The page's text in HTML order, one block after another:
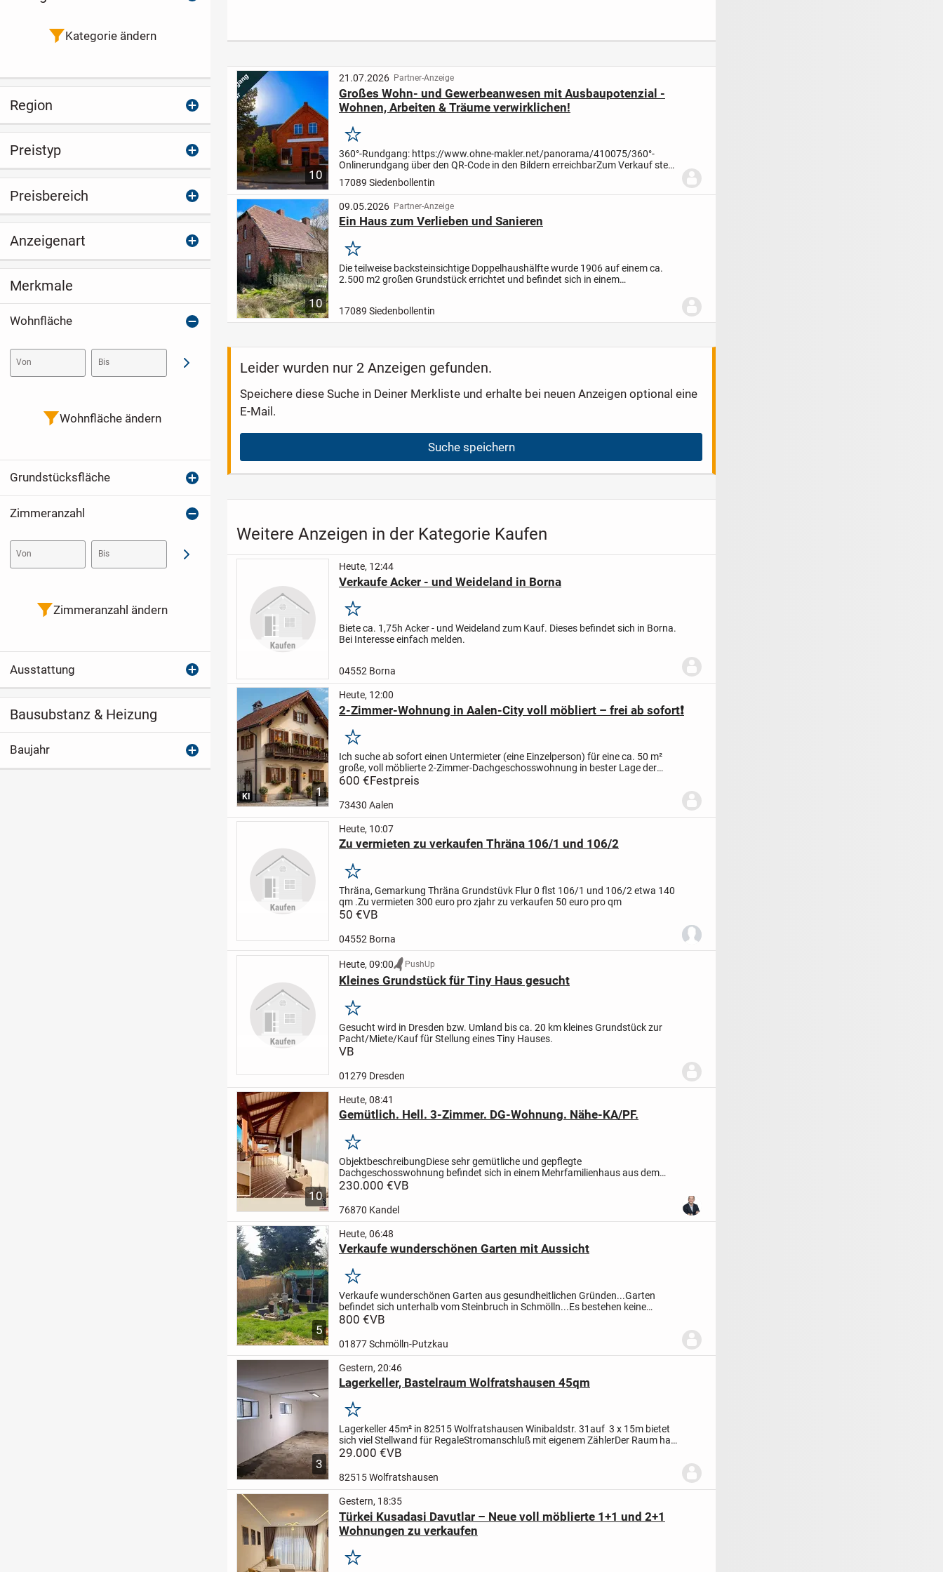
massiven
nahe dem
10
21.07.2026 Partner-Anzeige
Großes Wohn- und Gewerbeanwesen mit Ausbaupotenzial -
Wohnen, Arbeiten & Träume verwirklichen!
Merken
360°-Rundgang: https://www.ohne-makler.net/panorama/410075/360°-
Onlinerundgang über den QR-Code in den Bildern erreichbarZum Verkauf steht
ein großzügiges Wohn- und Geschäftshaus in der Poststraße...
17089 Siedenbollentin
10
09.05.2026 Partner-Anzeige
Ein Haus zum Verlieben und Sanieren
Merken
Die teilweise backsteinsichtige Doppelhaushälfte wurde 1906 auf einem ca.
2.500 m2 großen Grundstück errichtet und befindet sich in einem
17089 Siedenbollentin
Leider wurden nur 2 Anzeigen gefunden.
Speichere diese Suche in Deiner Merkliste und erhalte bei neuen Anzeigen optional eine
E-Mail.
Suche speichern
Weitere Anzeigen in der Kategorie Kaufen
Heute, 12:44
Verkaufe Acker - und Weideland in Borna
Merken
Biete ca. 1,75h Acker - und Weideland zum Kauf. Dieses befindet sich in Borna.
Bei Interesse einfach melden.
04552 Borna
1
KI
Heute, 12:00
2-Zimmer-Wohnung in Aalen-City voll möbliert – frei ab sofort❗️
Merken
Ich suche ab sofort einen Untermieter (eine Einzelperson) für eine ca. 50 m²
große, voll möblierte 2-Zimmer-Dachgeschosswohnung in bester Lage der
Aalen-City.Top-Lage
600 €Festpreis
73430 Aalen
Heute, 10:07
Zu vermieten zu verkaufen Thräna 106/1 und 106/2
Merken
Thräna, Gemarkung Thräna Grundstüvk Flur 0 flst 106/1 und 106/2 etwa 140
qm .Zu vermieten 300 euro pro zjahr zu verkaufen 50 euro pro qm
50 €VB
04552 Borna
Heute, 09:00 PushUp
Kleines Grundstück für Tiny Haus gesucht
Merken
Gesucht wird in Dresden bzw. Umland bis ca. 20 km kleines Grundstück zur
Pacht/Miete/Kauf für Stellung eines Tiny Hauses.
VB
01279 Dresden
10
Heute, 08:41
Gemütlich. Hell. 3-Zimmer. DG-Wohnung. Nähe-KA/PF.
Merken
ObjektbeschreibungDiese sehr gemütliche und gepflegte
Dachgeschosswohnung befindet sich in einem Mehrfamilienhaus aus dem
Jahr 1995 in ruhiger Wohnlage von Straubenhardt.
230.000 €VB
76870 Kandel
5
Heute, 06:48
Verkaufe wunderschönen Garten mit Aussicht
Merken
Verkaufe wunderschönen Garten aus gesundheitlichen Gründen...Garten
befindet sich unterhalb vom Steinbruch in Schmölln...Es bestehen keine
Anbaupflichten..!!
800 €VB
01877 Schmölln-Putzkau
3
Gestern, 20:46
Lagerkeller, Bastelraum Wolfratshausen 45qm
Merken
Lagerkeller 45m² in 82515 Wolfratshausen Winibaldstr. 31auf 3 x 15m bietet
sich viel Stellwand für RegaleStromanschluß mit eigenem ZählerDer Raum hat
2 Fenster, Zufahrt über die Tiefgarage...
29.000 €VB
82515 Wolfratshausen
Gestern, 18:35
Türkei Kusadasi Davutlar – Neue voll möblierte 1+1 und 2+1
Wohnungen zu verkaufen
Merken
Kategorie ändern
Region
Preistyp
Preisbereich
Anzeigenart
Merkmale
Wohnfläche
Von Bis Abschicken
Wohnfläche ändern
Grundstücksfläche
Zimmeranzahl
Von Bis Abschicken
Zimmeranzahl ändern
Ausstattung
Bausubstanz & Heizung
Baujahr